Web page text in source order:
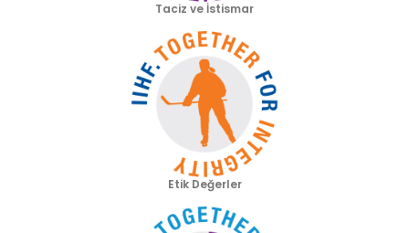
Taciz ve İstismar
Etik Değerler